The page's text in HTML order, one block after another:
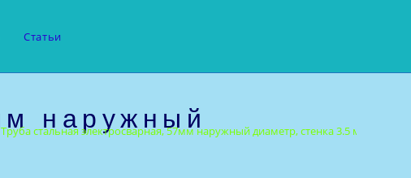
Статьи
наружный
Труба стальная электросварная, 57мм наружный диаметр, стенка 3.5 мм, длина